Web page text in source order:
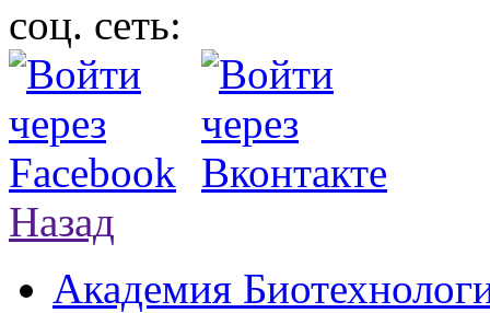
соц. сеть:
Назад
Академия